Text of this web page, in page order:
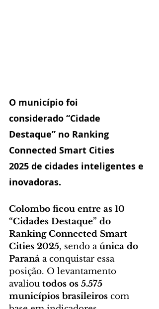
O município foi
considerado “Cidade
Destaque” no Ranking
Connected Smart Cities
2025 de cidades inteligentes e
inovadoras.
Colombo ficou entre as 10
“Cidades Destaque” do
Ranking Connected Smart
Cities 2025, sendo a única do
Paraná a conquistar essa
posição. O levantamento
avaliou todos os 5.575
municípios brasileiros com